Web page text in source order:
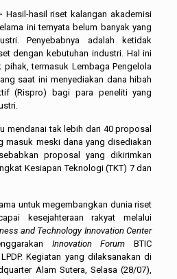
Hasil-hasil riset kalangan akademisi
ini ternyata belum banyak yang
Penyebabnya adalah ketidak
dengan kebutuhan industri. Hal ini
termasuk Lembaga Pengelola
saat ini menyediakan dana hibah
(Rispro) bagi para peneliti yang
mendanai tak lebih dari 40 proposal
masuk meski dana yang disediakan
proposal yang dikirimkan
Kesiapan Teknologi (TKT) 7 dan
untuk megembangkan dunia riset
kesejahteraan rakyat melalui
and Technology Innovation Center
Innovation ForumBTIC
Kegiatan yang dilaksanakan di
Alam Sutera, Selasa (28/07),